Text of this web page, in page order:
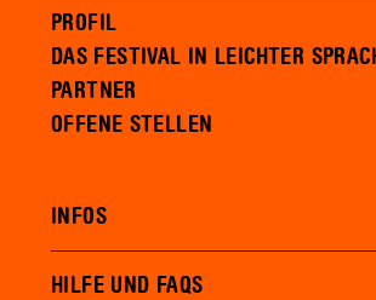
PROFIL
DAS FESTIVAL IN LEICHTER
PARTNER
OFFENE STELLEN
INFOS
HILFE UND FAQS